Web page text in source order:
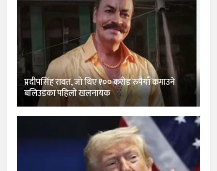
प्रदीपसिंह रावत, जो थिए १०० करोड रुपैयाँ कमाउने
बलिउडका पहिलो खलनायक